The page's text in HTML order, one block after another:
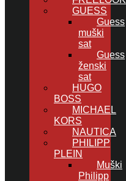
GUESS
Guess
muški
sat
Guess
ženski
sat
HUGO
BOSS
MICHAEL
KORS
NAUTICA
PHILIPP
PLEIN
Muški
Philipp